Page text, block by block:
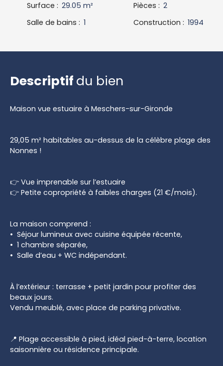
Surface : 29.05 m² Pièces : 2
Salle de bains : 1 Construction : 1994
Descriptif du bien
Maison vue estuaire à Meschers-sur-Gironde
29,05 m² habitables au-dessus de la célèbre plage des
Nonnes !
👉 Vue imprenable sur l’estuaire
👉 Petite copropriété à faibles charges (21 €/mois).
La maison comprend :
Séjour lumineux avec cuisine équipée récente,
1 chambre séparée,
Salle d’eau + WC indépendant.
À l’extérieur : terrasse + petit jardin pour profiter des
beaux jours.
Vendu meublé, avec place de parking privative.
📍 Plage accessible à pied, idéal pied-à-terre, location
saisonnière ou résidence principale.